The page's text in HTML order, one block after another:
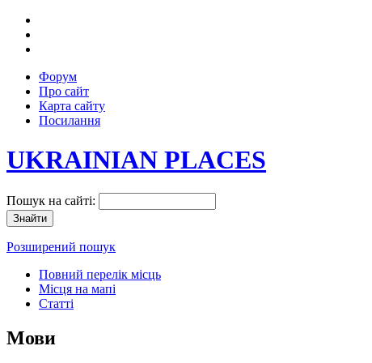
Форум
Про сайт
Карта сайту
Посилання
UKRAINIAN PLACES
Пошук на сайті:
Розширений пошук
Повний перелік місць
Місця на мапі
Статті
Мови